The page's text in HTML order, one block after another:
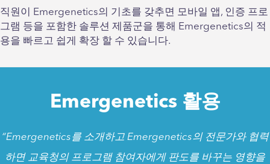
직원이 Emergenetics의 기초를 갖추면 모바일 앱, 인증 프로
그램 등을 포함한 솔루션 제품군을 통해 Emergenetics의 적
용을 빠르고 쉽게 확장 할 수 있습니다.
Emergenetics 활용
“Emergenetics를 소개하고 Emergenetics의 전문가와 협력
하면 교육청의 프로그램 참여자에게 판도를 바꾸는 영향을